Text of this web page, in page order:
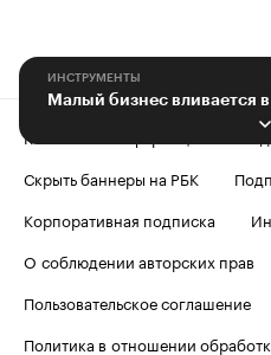
ИНСТРУМЕНТЫ
Малый бизнес вливается
Контактная информация
Скрыть баннеры на РБК
Корпоративная подписка
О соблюдении авторских прав
Пользовательское соглашение
Политика в отношении